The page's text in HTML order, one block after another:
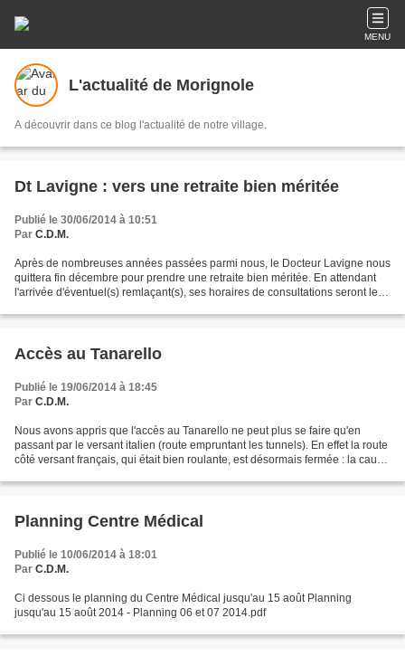
MENU
L'actualité de Morignole
A découvrir dans ce blog l'actualité de notre village.
Dt Lavigne : vers une retraite bien méritée
Publié le 30/06/2014 à 10:51
Par C.D.M.
Après de nombreuses années passées parmi nous, le Docteur Lavigne nous
quittera fin décembre pour prendre une retraite bien méritée. En attendant
l'arrivée d'éventuel(s) remlaçant(s), ses horaires de consultations seront les
Accès au Tanarello
Publié le 19/06/2014 à 18:45
Par C.D.M.
Nous avons appris que l'accès au Tanarello ne peut plus se faire qu'en
passant par le versant italien (route empruntant les tunnels). En effet la route
côté versant français, qui était bien roulante, est désormais fermée : la cause
Planning Centre Médical
Publié le 10/06/2014 à 18:01
Par C.D.M.
Ci dessous le planning du Centre Médical jusqu'au 15 août Planning
jusqu'au 15 août 2014 - Planning 06 et 07 2014.pdf